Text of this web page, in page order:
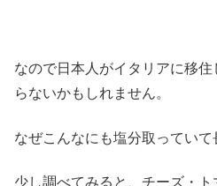
なので日本人がイタリアに移
らないかもしれません。
なぜこんなにも塩分取ってい
少し調べてみると、チーズ・